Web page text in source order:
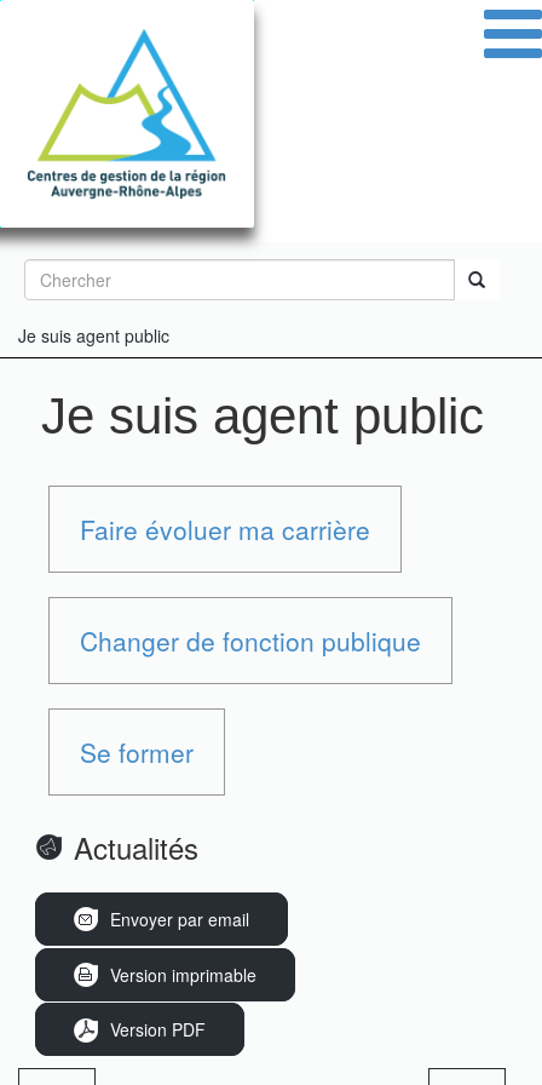
Formulaire
de
recherche
Je suis agent public
Je suis agent public
Faire évoluer ma carrière
Changer de fonction publique
Se former
Actualités
Envoyer par email
Version imprimable
Version PDF